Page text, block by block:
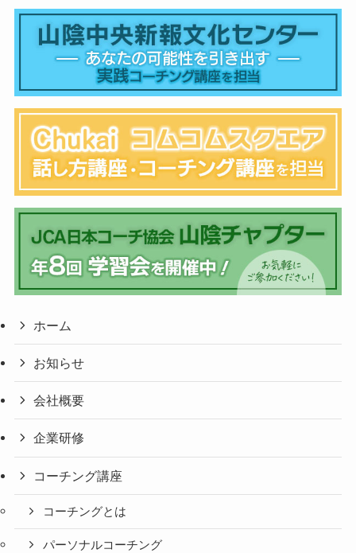
ホーム
お知らせ
会社概要
企業研修
コーチング講座
コーチングとは
パーソナルコーチング